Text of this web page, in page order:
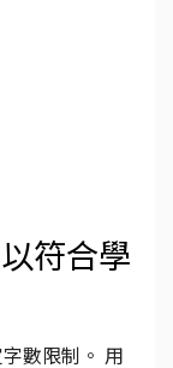
符合學
數限制。 用